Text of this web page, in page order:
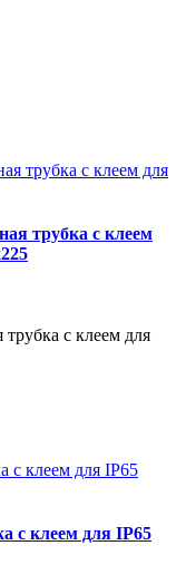
трубка с клеем
с клеем для
с клеем для IP65